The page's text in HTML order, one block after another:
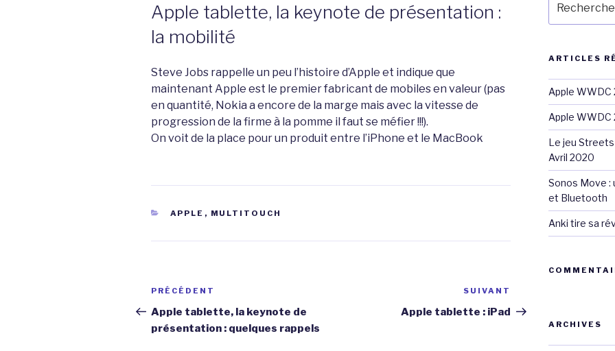
Apple tablette, la keynote de présentation :
la mobilité
Steve Jobs rappelle un peu l’histoire d’Apple et indique que
maintenant Apple est le premier fabricant de mobiles en valeur (pas
en quantité, Nokia a encore de la marge mais avec la vitesse de
progression de la firme à la pomme il faut se méfier !!!).
On voit de la place pour un produit entre l’iPhone et le MacBook
CATÉGORIES
APPLE , MULTITOUCH
Navigation
de
l’article
Article
précédent
PRÉCÉDENT
Apple tablette, la keynote de
présentation : quelques rappels
suivant
SUIVANT
Apple tablette : iPad
pour
:
ARTICLES
Apple WWDC
Apple WWDC
Le jeu
Avril 2020
Sonos Move :
et Bluetooth
Anki tire sa
ARCHIVES